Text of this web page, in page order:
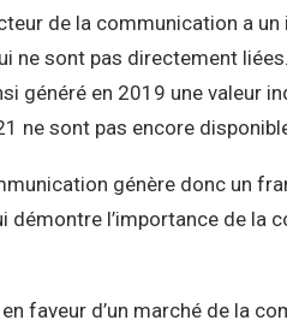
de la communication a
ne sont pas directement
généré en 2019 une valeur
ne sont pas encore
génère donc un
démontre l’importance de la
faveur d’un marché de la